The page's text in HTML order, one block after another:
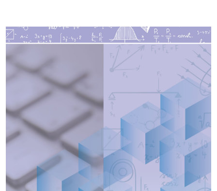
Imagen de portada